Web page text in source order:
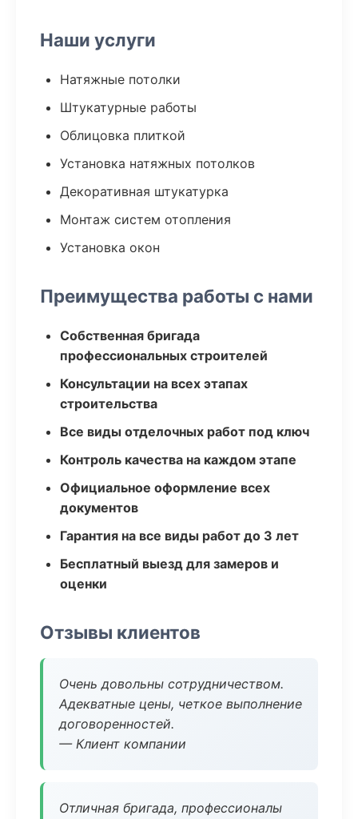
Наши услуги
Натяжные потолки
Штукатурные работы
Облицовка плиткой
Установка натяжных потолков
Декоративная штукатурка
Монтаж систем отопления
Установка окон
Преимущества работы с нами
Собственная бригада
профессиональных строителей
Консультации на всех этапах
строительства
Все виды отделочных работ под ключ
Контроль качества на каждом этапе
Официальное оформление всех
документов
Гарантия на все виды работ до 3 лет
Бесплатный выезд для замеров и
оценки
Отзывы клиентов
Очень довольны сотрудничеством.
Адекватные цены, четкое выполнение
договоренностей.
— Клиент компании
Отличная бригада, профессионалы